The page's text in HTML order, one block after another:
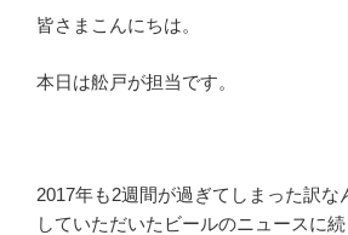
皆さまこんにちは。
本日は舩戸が担当です。
2017年も2週間が過ぎてしまった訳な
していただいたビールのニュースに